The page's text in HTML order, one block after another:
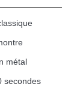
métal
secondes